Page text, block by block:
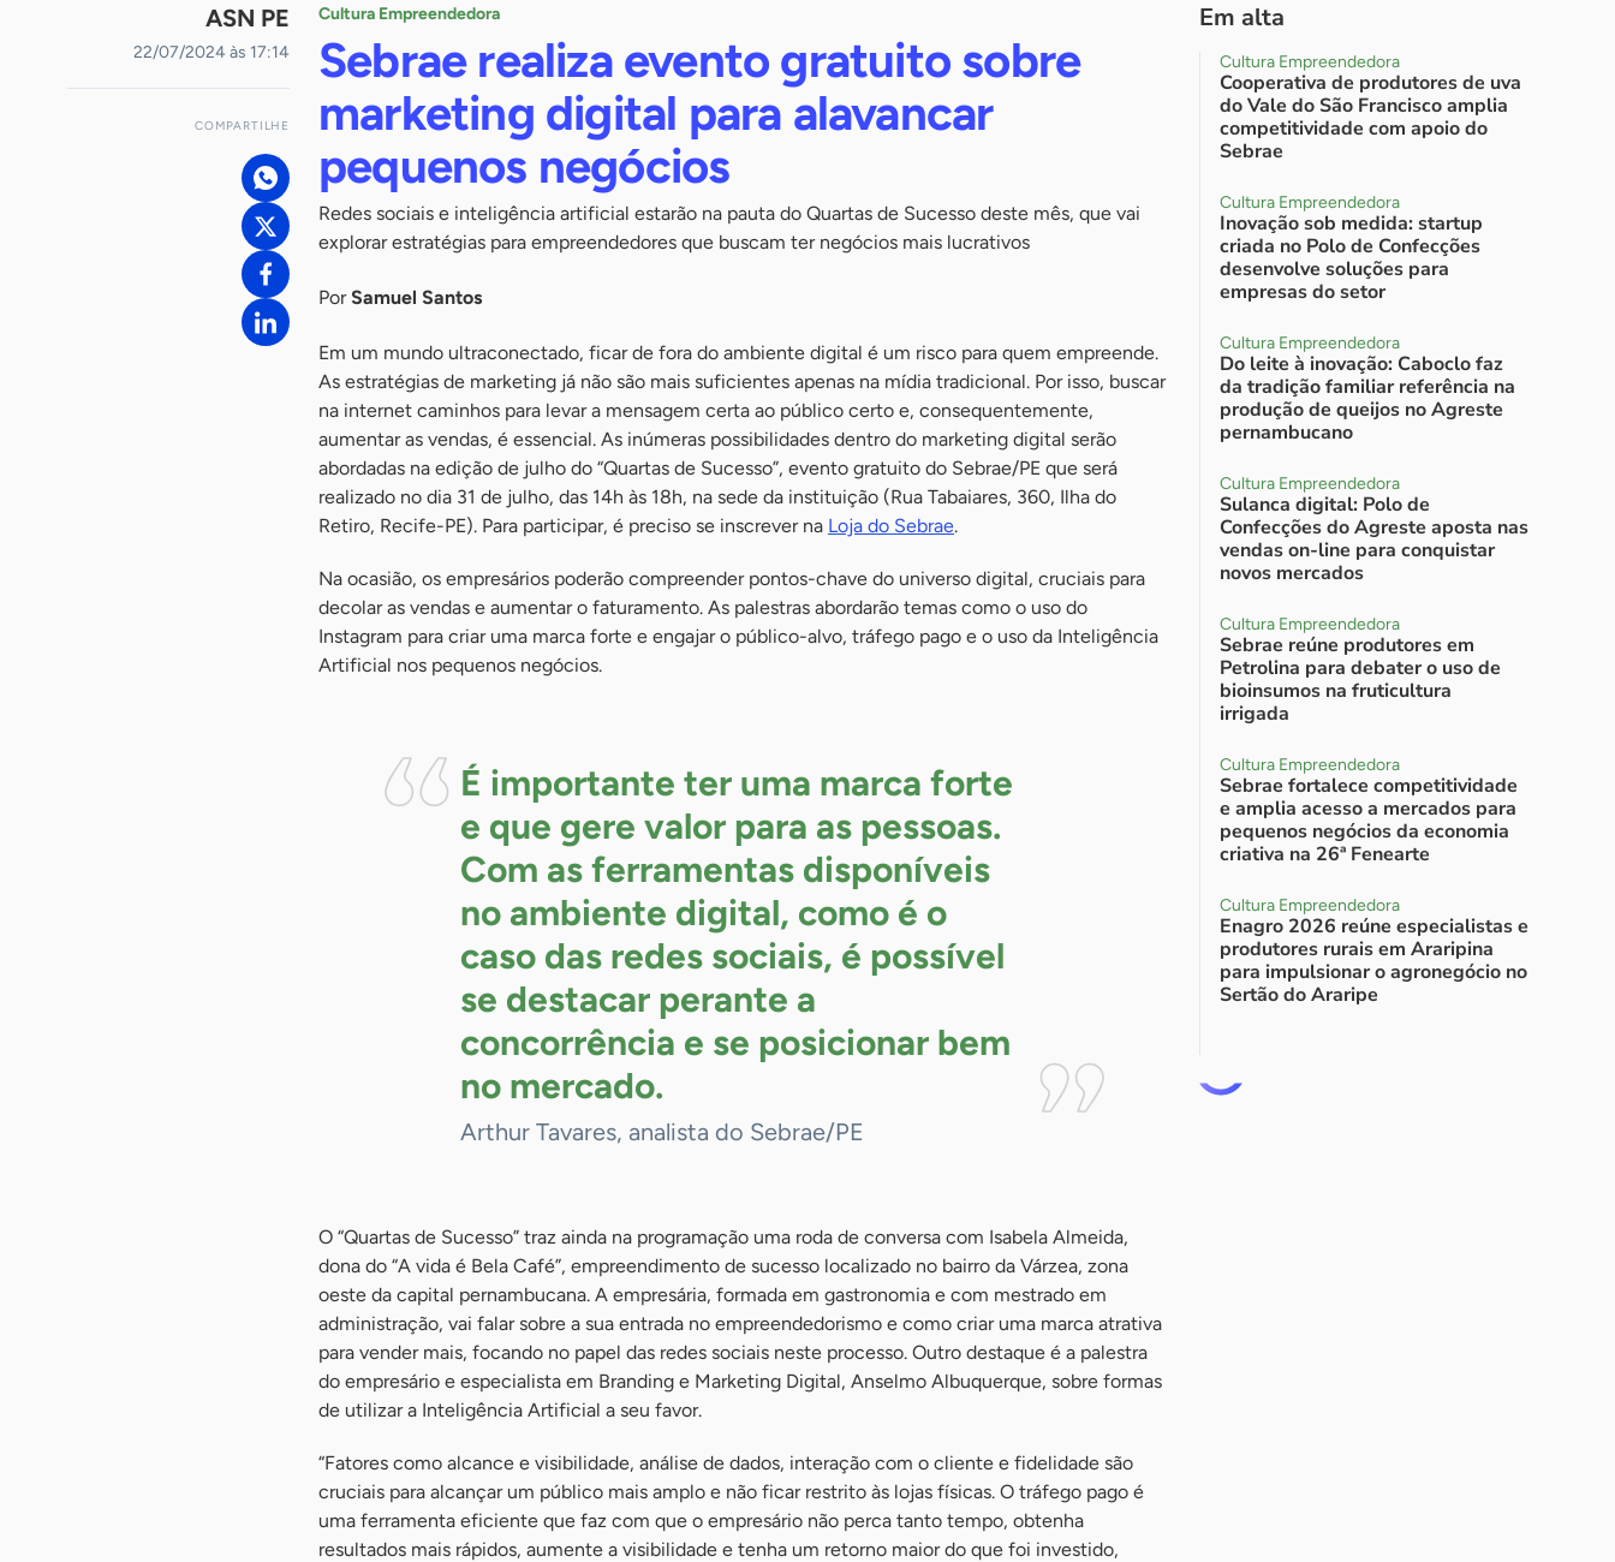
ASN PE
22/07/2024 às 17:14
COMPARTILHE
Cultura Empreendedora
Sebrae realiza evento gratuito sobre
marketing digital para alavancar
pequenos negócios
Redes sociais e inteligência artificial estarão na pauta do Quartas de Sucesso deste mês, que vai
explorar estratégias para empreendedores que buscam ter negócios mais lucrativos
PorSamuel Santos
Em um mundo ultraconectado, ficar de fora do ambiente digital é um risco para quem empreende.
As estratégias de marketing já não são mais suficientes apenas na mídia tradicional. Por isso, buscar
na internet caminhos para levar a mensagem certa ao público certo e, consequentemente,
aumentar as vendas, é essencial. As inúmeras possibilidades dentro do marketing digital serão
abordadas na edição de julho do “Quartas de Sucesso”, evento gratuito do Sebrae/PE que será
realizado no dia 31 de julho, das 14h às 18h, na sede da instituição (Rua Tabaiares, 360, Ilha do
Retiro, Recife-PE). Para participar, é preciso se inscrever na Loja do Sebrae.
Na ocasião, os empresários poderão compreender pontos-chave do universo digital, cruciais para
decolar as vendas e aumentar o faturamento. As palestras abordarão temas como o uso do
Instagram para criar uma marca forte e engajar o público-alvo, tráfego pago e o uso da Inteligência
Artificial nos pequenos negócios.
É importante ter uma marca forte
e que gere valor para as pessoas.
Com as ferramentas disponíveis
no ambiente digital, como é o
caso das redes sociais, é possível
se destacar perante a
concorrência e se posicionar bem
no mercado.
Arthur Tavares, analista do Sebrae/PE
O “Quartas de Sucesso” traz ainda na programação uma roda de conversa com Isabela Almeida,
dona do “A vida é Bela Café”, empreendimento de sucesso localizado no bairro da Várzea, zona
oeste da capital pernambucana. A empresária, formada em gastronomia e com mestrado em
administração, vai falar sobre a sua entrada no empreendedorismo e como criar uma marca atrativa
para vender mais, focando no papel das redes sociais neste processo. Outro destaque é a palestra
do empresário e especialista em Branding e Marketing Digital, Anselmo Albuquerque, sobre formas
de utilizar a Inteligência Artificial a seu favor.
“Fatores como alcance e visibilidade, análise de dados, interação com o cliente e fidelidade são
cruciais para alcançar um público mais amplo e não ficar restrito às lojas físicas. O tráfego pago é
uma ferramenta eficiente que faz com que o empresário não perca tanto tempo, obtenha
resultados mais rápidos, aumente a visibilidade e tenha um retorno maior do que foi investido,
Em alta
Cultura Empreendedora
Cooperativa de produtores de uva
do Vale do São Francisco amplia
competitividade com apoio do
Sebrae
Cultura Empreendedora
Inovação sob medida: startup
criada no Polo de Confecções
desenvolve soluções para
empresas do setor
Cultura Empreendedora
Do leite à inovação: Caboclo faz
da tradição familiar referência na
produção de queijos no Agreste
pernambucano
Cultura Empreendedora
Sulanca digital: Polo de
Confecções do Agreste aposta nas
vendas on-line para conquistar
novos mercados
Cultura Empreendedora
Sebrae reúne produtores em
Petrolina para debater o uso de
bioinsumos na fruticultura
irrigada
Cultura Empreendedora
Sebrae fortalece competitividade
e amplia acesso a mercados para
pequenos negócios da economia
criativa na 26ª Fenearte
Cultura Empreendedora
Enagro 2026 reúne especialistas e
produtores rurais em Araripina
para impulsionar o agronegócio no
Sertão do Araripe